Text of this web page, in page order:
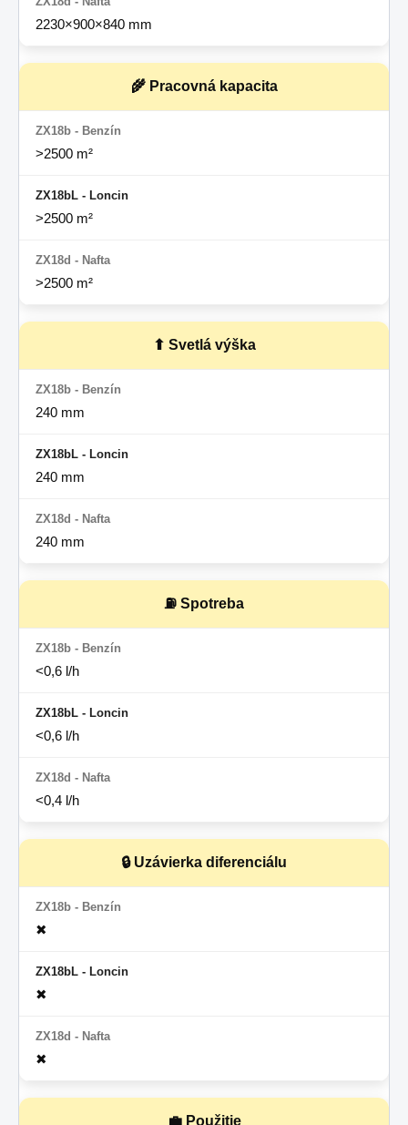
2230×900×840 mm
🌾 Pracovná kapacita
>2500 m²
>2500 m²
>2500 m²
⬆ Svetlá výška
240 mm
240 mm
240 mm
⛽ Spotreba
<0,6 l/h
<0,6 l/h
<0,4 l/h
🔒 Uzávierka diferenciálu
✖
✖
✖
💼 Použitie